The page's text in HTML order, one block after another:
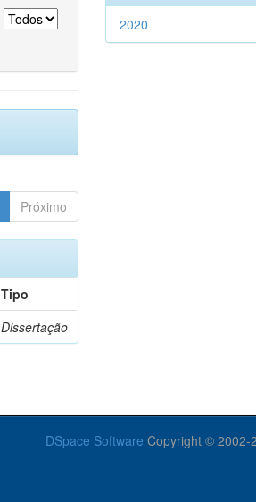
Próximo
Tipo
Dissertação
2020
DSpace Software Copyright © 2002-